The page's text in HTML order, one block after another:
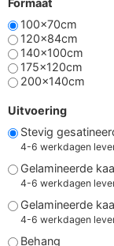
100x70cm
120x84cm
140x100cm
175x120cm
200x140cm
Stevig
4-6 werkdagen
Gelamineerde
4-6 werkdagen
Gelamineerde
4-6 werkdagen
Behang
5-7 werkdagen